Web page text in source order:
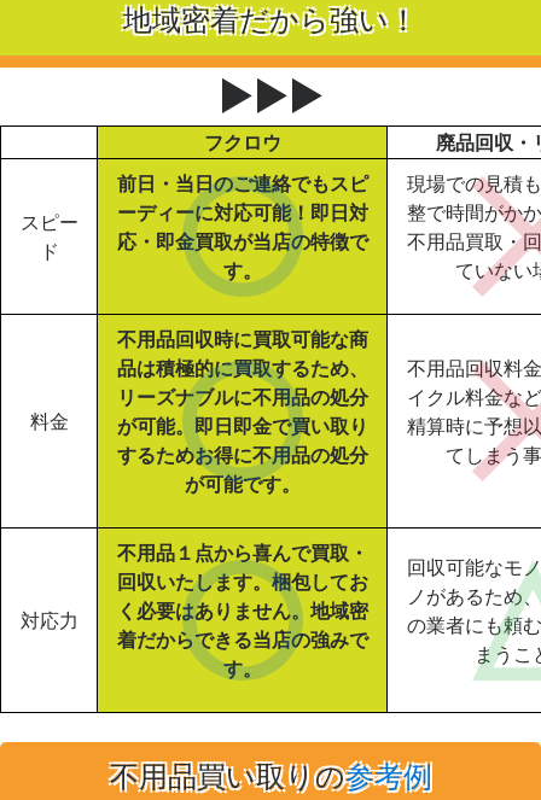
地域密着だから強い！
▶▶▶
フクロウ 廃品回収・
スピー
ド
前日・当日のご連絡でもスピ
ーディーに対応可能！即日対
応・即金買取が当店の特徴で
す。
現場での見積
整で時間がか
不用品買取・
ていない
料金
不用品回収時に買取可能な商
品は積極的に買取するため、
リーズナブルに不用品の処分
が可能。即日即金で買い取り
するためお得に不用品の処分
が可能です。
不用品回収料
イクル料金な
精算時に予想
てしまう
対応力
不用品１点から喜んで買取・
回収いたします。梱包してお
く必要はありません。地域密
着だからできる当店の強みで
す。
回収可能なモ
ノがあるため
の業者にも頼
まうこ
不用品買い取りの参考例